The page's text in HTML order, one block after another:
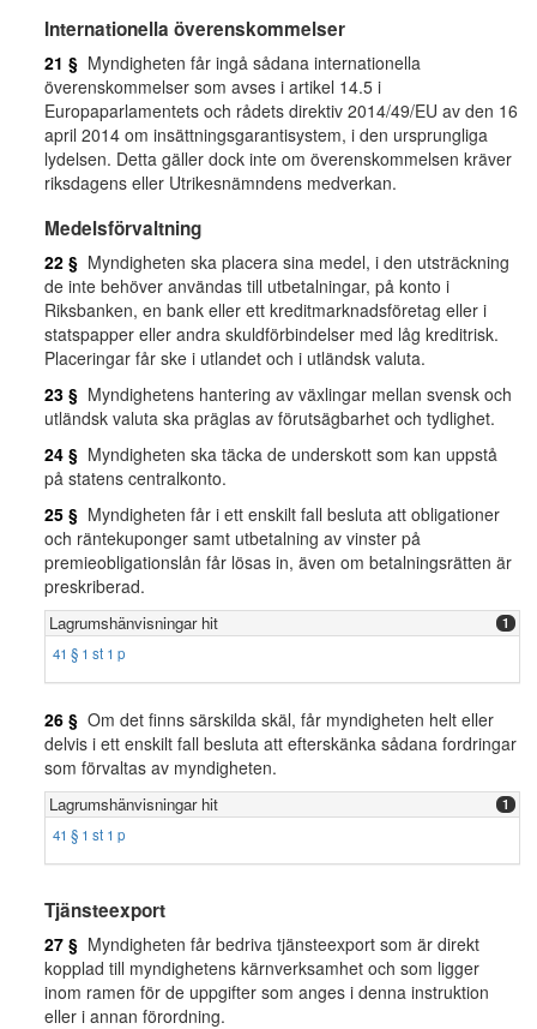
Internationella överenskommelser
21 § Myndigheten får ingå sådana internationella
överenskommelser som avses i artikel 14.5 i
Europaparlamentets och rådets direktiv 2014/49/EU av den 16
april 2014 om insättningsgarantisystem, i den ursprungliga
lydelsen. Detta gäller dock inte om överenskommelsen kräver
riksdagens eller Utrikesnämndens medverkan.
Medelsförvaltning
22 § Myndigheten ska placera sina medel, i den utsträckning
de inte behöver användas till utbetalningar, på konto i
Riksbanken, en bank eller ett kreditmarknadsföretag eller i
statspapper eller andra skuldförbindelser med låg kreditrisk.
Placeringar får ske i utlandet och i utländsk valuta.
23 § Myndighetens hantering av växlingar mellan svensk och
utländsk valuta ska präglas av förutsägbarhet och tydlighet.
24 § Myndigheten ska täcka de underskott som kan uppstå
på statens centralkonto.
25 § Myndigheten får i ett enskilt fall besluta att obligationer
och räntekuponger samt utbetalning av vinster på
premieobligationslån får lösas in, även om betalningsrätten är
preskriberad.
Lagrumshänvisningar hit 1
41 § 1 st 1 p
26 § Om det finns särskilda skäl, får myndigheten helt eller
delvis i ett enskilt fall besluta att efterskänka sådana fordringar
som förvaltas av myndigheten.
Lagrumshänvisningar hit 1
41 § 1 st 1 p
Tjänsteexport
27 § Myndigheten får bedriva tjänsteexport som är direkt
kopplad till myndighetens kärnverksamhet och som ligger
inom ramen för de uppgifter som anges i denna instruktion
eller i annan förordning.